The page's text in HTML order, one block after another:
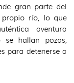
gran parte del
río, lo que
aventura
hallan pozas,
para detenerse a